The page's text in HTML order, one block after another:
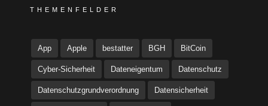
THEMENFELDER
App Apple bestatter BGH BitCoin
Cyber-Sicherheit Dateneigentum Datenschutz
Datenschutzgrundverordnung Datensicherheit